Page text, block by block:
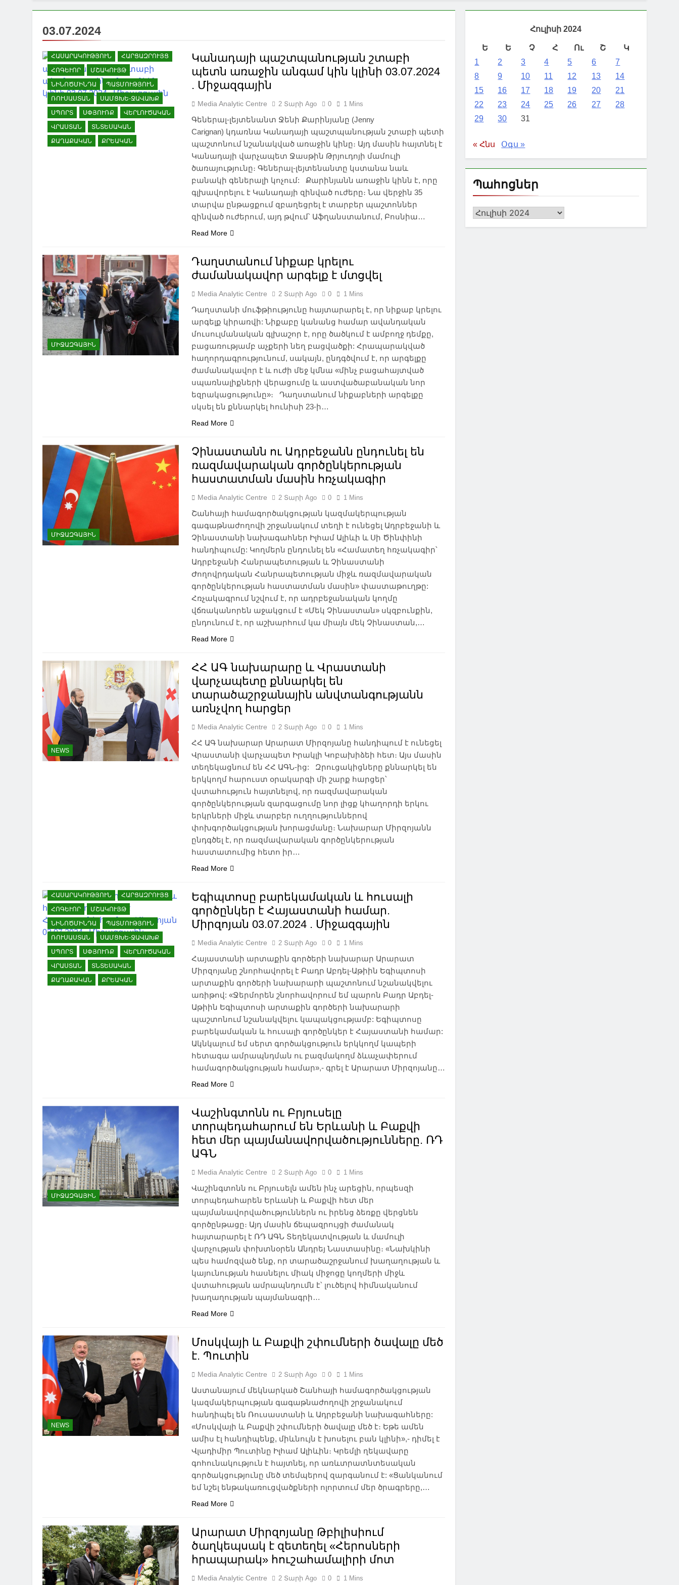
03.07.2024
ՀԱՐԱԲԵՐՈՒԹՅՈՒՆՆԵՐ
ՀԱՅԱՍՏԱՆ
ՀԱՅԿԱԿԱՆ ՀԱՐՑ
ՀԱՍԱՐԱԿՈՒԹՅՈՒՆ
ՀԱՐՑԱԶՐՈՒՅՑ
ՀՈԳԵՒՈՐ
ՄՇԱԿՈՒՅԹ
ՆԻՆՈԾՄԻՆԴԱ
ՊԱՏՄՈՒԹՅՈՒՆ
ՌՈՒՍԱՍՏԱՆ
ՍԱՄՑԽԵ-ՋԱՎԱԽՔ
ՍՊՈՐՏ
ՍՓՅՈՒՌՔ
ՎԵՐԼՈՒԾԱԿԱՆ
ՎՐԱՍՏԱՆ
ՏՆՏԵՍԱԿԱՆ
ՔԱՂԱՔԱԿԱՆ
ՔՐԵԱԿԱՆ
Կանադայի պաշտպանության շտաբի
պետն առաջին անգամ կին կլինի 03.07.2024
. Միջազգային
Media Analytic Centre 2 Տարի Ago 0 1 Mins
Գեներալ-լեյտենանտ Ջենի Քարինյանը (Jenny
Carignan) կդառնա Կանադայի պաշտպանության շտաբի պետի
պաշտոնում նշանակված առաջին կինը։ Այդ մասին հայտնել է
Կանադայի վարչապետ Ջասթին Թրյուդոյի մամուլի
ծառայությունը։ Գեներալ-լեյտենանտը կստանա նաև
բանակի գեներալի կոչում: Քարինյանն առաջին կինն է, որը
գլխավորելու է Կանադայի զինված ուժերը։ Նա վերջին 35
տարվա ընթացքում զբաղեցրել է տարբեր պաշտոններ
զինված ուժերում, այդ թվում՝ Աֆղանստանում, Բոսնիա…
Read More
ՄԻՋԱԶԳԱՅԻՆ
Դաղստանում նիքաբ կրելու
ժամանակավոր արգելք է մտցվել
Media Analytic Centre 2 Տարի Ago 0 1 Mins
Դաղստանի մուֆթիությունը հայտարարել է, որ նիքաբ կրելու
արգելք կիրառվի: Նիքաբը կանանց համար ավանդական
մուսուլմանական գլխաշոր է, որը ծածկում է ամբողջ դեմքը,
բացառությամբ աչքերի նեղ բացվածքի: Հրապարակված
հաղորդագրությունում, սակայն, ընդգծվում է, որ արգելքը
ժամանակավոր է և ուժի մեջ կմնա «մինչ բացահայտված
սպառնալիքների վերացումը և աստվածաբանական նոր
եզրակացությունը»։ Դաղստանում նիքաբների արգելքը
սկսել են քննարկել հունիսի 23-ի…
Read More
ՄԻՋԱԶԳԱՅԻՆ
Չինաստանն ու Ադրբեջանն ընդունել են
ռազմավարական գործընկերության
հաստատման մասին հռչակագիր
Media Analytic Centre 2 Տարի Ago 0 1 Mins
Շանհայի համագործակցության կազմակերպության
գագաթնաժողովի շրջանակում տեղի է ունեցել Ադրբեջանի և
Չինաստանի նախագահներ Իլհամ Ալիևի և Սի Ծինփինի
հանդիպումը: Կողմերն ընդունել են «Համատեղ հռչակագիր՝
Ադրբեջանի Հանրապետության և Չինաստանի
Ժողովրդական Հանրապետության միջև ռազմավարական
գործընկերության հաստատման մասին» փաստաթուղթը:
Հռչակագրում նշվում է, որ ադրբեջանական կողմը
վճռականորեն աջակցում է «Մեկ Չինաստան» սկզբունքին,
ընդունում է, որ աշխարհում կա միայն մեկ Չինաստան,…
Read More
NEWS
ՀՀ ԱԳ նախարարը և Վրաստանի
վարչապետը քննարկել են
տարածաշրջանային անվտանգությանն
առնչվող հարցեր
Media Analytic Centre 2 Տարի Ago 0 1 Mins
ՀՀ ԱԳ նախարար Արարատ Միրզոյանը հանդիպում է ունեցել
Վրաստանի վարչապետ Իրակլի Կոբախիձեի հետ։ Այս մասին
տեղեկացնում են ՀՀ ԱԳՆ-ից: Զրուցակիցները քննարկել են
երկկողմ հարուստ օրակարգի մի շարք հարցեր՝
վստահություն հայտնելով, որ ռազմավարական
գործընկերության զարգացումը նոր լիցք կհաղորդի երկու
երկրների միջև տարբեր ուղղություններով
փոխգործակցության խորացմանը։ Նախարար Միրզոյանն
ընդգծել է, որ ռազմավարական գործընկերության
հաստատումից հետո իր…
Read More
ՀԱՍԱՐԱԿՈՒԹՅՈՒՆ
ՀԱՐՑԱԶՐՈՒՅՑ
ՀՈԳԵՒՈՐ
ՄՇԱԿՈՒՅԹ
ՆԻՆՈԾՄԻՆԴԱ
ՊԱՏՄՈՒԹՅՈՒՆ
ՌՈՒՍԱՍՏԱՆ
ՍԱՄՑԽԵ-ՋԱՎԱԽՔ
ՍՊՈՐՏ
ՍՓՅՈՒՌՔ
ՎԵՐԼՈՒԾԱԿԱՆ
ՎՐԱՍՏԱՆ
ՏՆՏԵՍԱԿԱՆ
ՔԱՂԱՔԱԿԱՆ
ՔՐԵԱԿԱՆ
Եգիպտոսը բարեկամական և հուսալի
գործընկեր է Հայաստանի համար.
Միրզոյան 03.07.2024 . Միջազգային
Media Analytic Centre 2 Տարի Ago 0 1 Mins
Հայաստանի արտաքին գործերի նախարար Արարատ
Միրզոյանը շնորհավորել է Բադր Աբդել-Աթիին Եգիպտոսի
արտաքին գործերի նախարարի պաշտոնում նշանակվելու
առիթով: «Ջերմորեն շնորհավորում եմ պարոն Բադր Աբդել-
Աթիին Եգիպտոսի արտաքին գործերի նախարարի
պաշտոնում նշանակվելու կապակցությամբ: Եգիպտոսը
բարեկամական և հուսալի գործընկեր է Հայաստանի համար:
Ակնկալում եմ սերտ գործակցություն երկկողմ կապերի
հետագա ամրապնդման ու բազմակողմ ձևաչափերում
համագործակցության համար»,- գրել է Արարատ Միրզոյանը…
Read More
ՄԻՋԱԶԳԱՅԻՆ
Վաշինգտոնն ու Բրյուսելը
տորպեդահարում են Երևանի և Բաքվի
հետ մեր պայմանավորվածությունները. ՌԴ
ԱԳՆ
Media Analytic Centre 2 Տարի Ago 0 1 Mins
Վաշինգտոնն ու Բրյուսելն ամեն ինչ արեցին, որպեսզի
տորպեդահարեն Երևանի և Բաքվի հետ մեր
պայմանավորվածություններն ու իրենց ձեռքը վերցնեն
գործընթացը։ Այդ մասին ճեպազրույցի ժամանակ
հայտարարել է ՌԴ ԱԳՆ Տեղեկատվության և մամուլի
վարչության փոխտնօրեն Անդրեյ Նաստասինը։ «Նախկինի
պես համոզված ենք, որ տարածաշրջանում խաղաղության և
կայունության հասնելու միակ միջոցը կողմերի միջև
վստահության ամրապնդումն է՝ լուծելով հիմնականում
խաղաղության պայմանագրի…
Read More
NEWS
Մոսկվայի և Բաքվի շփումների ծավալը մեծ
է. Պուտին
Media Analytic Centre 2 Տարի Ago 0 1 Mins
Աստանայում մեկնարկած Շանհայի համագործակցության
կազմակերպության գագաթնաժողովի շրջանակում
հանդիպել են Ռուսաստանի և Ադրբեջանի նախագահները:
«Մոսկվայի և Բաքվի շփումների ծավալը մեծ է։ Եթե ամեն
ամիս էլ հանդիպենք, միևնույն է խոսելու բան կլինի»,- դիմել է
Վլադիմիր Պուտինը Իլհամ Ալիևին։ Կրեմլի ղեկավարը
գոհունակություն է հայտնել, որ առևտրատնտեսական
գործակցությունը մեծ տեմպերով զարգանում է: «Ցանկանում
եմ նշել ենթակառուցվածքների ոլորտում մեր ծրագրերը,…
Read More
Արարատ Միրզոյանը Թբիլիսիում
ծաղկեպսակ է զետեղել «Հերոսների
հրապարակ» հուշահամալիրի մոտ
Media Analytic Centre 2 Տարի Ago 0 1 Mins
NEWS ԱԲԱՍԹՈՒՄԱՆ ԱԴԻԳԵՆ
Հուլիսի 2024
Ե Ե Չ Հ Ու Շ
Կ
1
2 3 4 5 6
7
8
9 10 11 12 13
14
15
16 17 18 19 20
21
22
23 24 25 26 27
28
29
30 31
« Հնս Օգս »
Պահոցներ
Պահոցներ